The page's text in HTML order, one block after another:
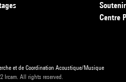
Centre
et de Coordination Acoustique/Musique
Ircam. All rights reserved.